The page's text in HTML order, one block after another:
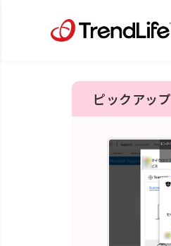
ピックアップ